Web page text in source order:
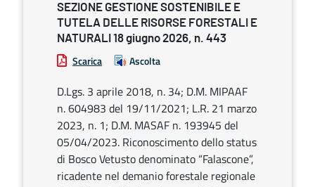
SEZIONE GESTIONE SOSTENIBILE E
TUTELA DELLE RISORSE FORESTALI E
NATURALI 18 giugno 2026, n. 443
Scarica Ascolta
D.Lgs. 3 aprile 2018, n. 34; D.M. MIPAAF
n. 604983 del 19/11/2021; L.R. 21 marzo
2023, n. 1; D.M. MASAF n. 193945 del
05/04/2023. Riconoscimento dello status
di Bosco Vetusto denominato “Falascone”,
ricadente nel demanio forestale regionale